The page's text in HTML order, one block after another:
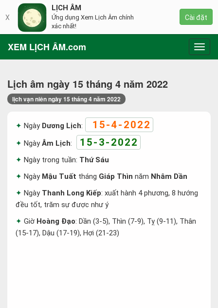
XEM LỊCH ÂM.com
Lịch âm ngày 15 tháng 4 năm 2022
lịch vạn niên ngày 15 tháng 4 năm 2022
Ngày Dương Lịch: 15-4-2022
NgàyÂm Lịch: 15-3-2022
Ngày trong tuần: Thứ Sáu
Ngày Mậu Tuất tháng Giáp Thìn năm Nhâm Dần
Ngày Thanh Long Kiếp: xuất hành 4 phương, 8 hướng
đều tốt, trăm sự được như ý
Giờ Hoàng Đạo: Dần (3-5), Thìn (7-9), Tỵ (9-11), Thân
(15-17), Dậu (17-19), Hợi (21-23)
X
LỊCH ÂM
Ứng dụng Xem Lịch Âm chính
xác nhất!
Cài đặt